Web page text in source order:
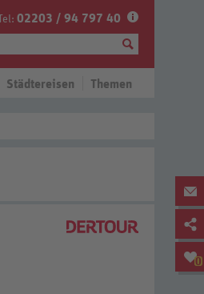
Tel: 02203 / 94 797 40
Städtereisen Themen
0